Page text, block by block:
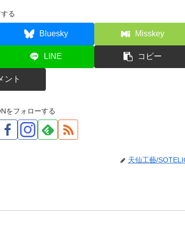
る
Bluesky Misskey
LINE コピー
ント
をフォローする
天仙工藝/